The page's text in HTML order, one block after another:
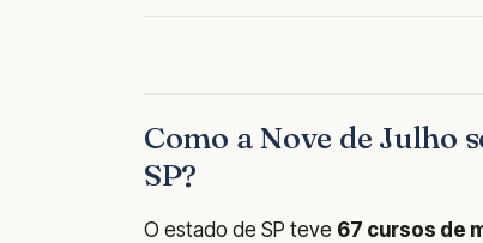
Como a Nove de Julho
SP?
O estado de SP teve 67 cursos de